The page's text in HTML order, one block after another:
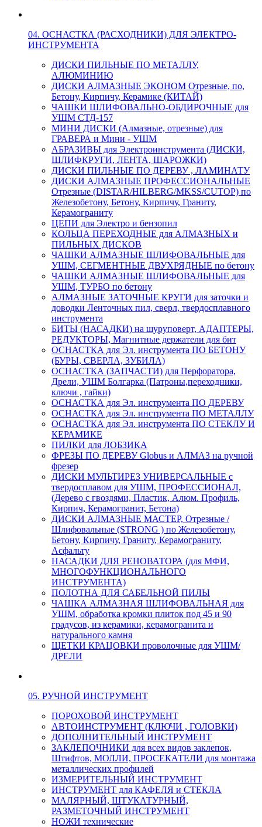
04. ОСНАСТКА (РАСХОДНИКИ) ДЛЯ ЭЛЕКТРО-
ИНСТРУМЕНТА
ДИСКИ ПИЛЬНЫЕ ПО МЕТАЛЛУ,
АЛЮМИНИЮ
ДИСКИ АЛМАЗНЫЕ ЭКОНОМ Отрезные, по,
Бетону, Кирпичу, Керамике (КИТАЙ)
ЧАШКИ ШЛИФОВАЛЬНО-ОБДИРОЧНЫЕ для
УШМ СТД-157
МИНИ ДИСКИ (Алмазные, отрезные) для
ГРАВЕРА и Мини - УШМ
АБРАЗИВЫ для Электроинструмента (ДИСКИ,
ШЛИФКРУГИ, ЛЕНТА, ШАРОЖКИ)
ДИСКИ ПИЛЬНЫЕ ПО ДЕРЕВУ , ЛАМИНАТУ
ДИСКИ АЛМАЗНЫЕ ПРОФЕССИОНАЛЬНЫЕ
Отрезные (DISTAR/HILBERG/MKSS/CUTOP) по
Железобетону, Бетону, Кирпичу, Граниту,
Керамограниту
ЦЕПИ для Электро и бензопил
КОЛЬЦА ПЕРЕХОДНЫЕ для АЛМАЗНЫХ и
ПИЛЬНЫХ ДИСКОВ
ЧАШКИ АЛМАЗНЫЕ ШЛИФОВАЛЬНЫЕ для
УШМ, СЕГМЕНТНЫЕ ДВУХРЯДНЫЕ по бетону
ЧАШКИ АЛМАЗНЫЕ ШЛИФОВАЛЬНЫЕ для
УШМ, ТУРБО по бетону
АЛМАЗНЫЕ ЗАТОЧНЫЕ КРУГИ для заточки и
доводки Ленточных пил, сверл, твердосплавного
инструмента
БИТЫ (НАСАДКИ) на шуруповерт, АДАПТЕРЫ,
РЕДУКТОРЫ, Магнитные держатели для бит
ОСНАСТКА для Эл. инструмента ПО БЕТОНУ
(БУРЫ, СВЕРЛА, ЗУБИЛА)
ОСНАСТКА (ЗАПЧАСТИ) для Перфоратора,
Дрели, УШМ Болгарка (Патроны,переходники,
ключи , гайки)
ОСНАСТКА для Эл. инструмента ПО ДЕРЕВУ
ОСНАСТКА для Эл. инструмента ПО МЕТАЛЛУ
ОСНАСТКА для Эл. инструмента ПО СТЕКЛУ И
КЕРАМИКЕ
ПИЛКИ для ЛОБЗИКА
ФРЕЗЫ ПО ДЕРЕВУ Globus и АЛМАЗ на ручной
фрезер
ДИСКИ МУЛЬТИРЕЗ УНИВЕРСАЛЬНЫЕ с
твердосплавом для УШМ, ПРОФЕССИОНАЛ,
(Дерево с гвоздями, Пластик, Алюм. Профиль,
Кирпич, Керамогранит, Бетона)
ДИСКИ АЛМАЗНЫЕ МАСТЕР, Отрезные /
Шлифовальные (STRONG ) по Железобетону,
Бетону, Кирпичу, Граниту, Керамограниту,
Асфальту
НАСАДКИ ДЛЯ РЕНОВАТОРА (для МФИ,
МНОГОФУНКЦИОНАЛЬНОГО
ИНСТРУМЕНТА)
ПОЛОТНА ДЛЯ САБЕЛЬНОЙ ПИЛЫ
ЧАШКА АЛМАЗНАЯ ШЛИФОВАЛЬНАЯ для
УШМ, обработка кромки плиток под 45 и 90
градусов, из керамики, керамогранита и
натурального камня
ЩЕТКИ КРАЦОВКИ проволочные для УШМ/
ДРЕЛИ
05. РУЧНОЙ ИНСТРУМЕНТ
ПОРОХОВОЙ ИНСТРУМЕНТ
АВТОИНСТРУМЕНТ (КЛЮЧИ , ГОЛОВКИ)
ДОПОЛНИТЕЛЬНЫЙ ИНСТРУМЕНТ
ЗАКЛЕПОЧНИКИ для всех видов заклепок,
Штифтов, МОЛЛИ, ПРОСЕКАТЕЛИ для монтажа
металлических профилей
ИЗМЕРИТЕЛЬНЫЙ ИНСТРУМЕНТ
ИНСТРУМЕНТ для КАФЕЛЯ и СТЕКЛА
МАЛЯРНЫЙ, ШТУКАТУРНЫЙ,
РАЗМЕТОЧНЫЙ ИНСТРУМЕНТ
НОЖИ технические